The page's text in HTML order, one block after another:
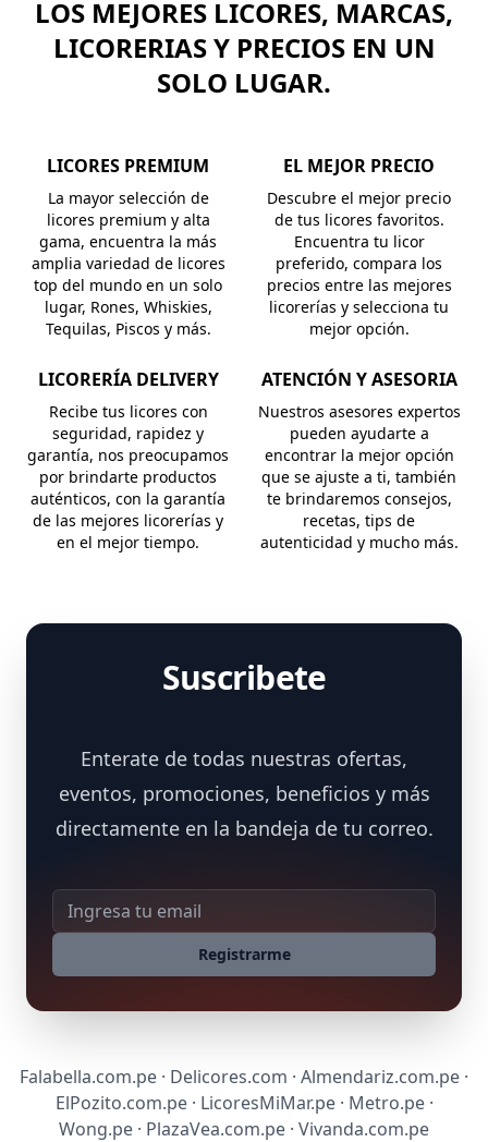
LOS MEJORES LICORES, MARCAS,
LICORERIAS Y PRECIOS EN UN
SOLO LUGAR.
LICORES PREMIUM
La mayor selección de
licores premium y alta
gama, encuentra la más
amplia variedad de licores
top del mundo en un solo
lugar, Rones, Whiskies,
Tequilas, Piscos y más.
EL MEJOR PRECIO
Descubre el mejor precio
de tus licores favoritos.
Encuentra tu licor
preferido, compara los
precios entre las mejores
licorerías y selecciona tu
mejor opción.
LICORERÍA DELIVERY
Recibe tus licores con
seguridad, rapidez y
garantía, nos preocupamos
por brindarte productos
auténticos, con la garantía
de las mejores licorerías y
en el mejor tiempo.
ATENCIÓN Y ASESORIA
Nuestros asesores expertos
pueden ayudarte a
encontrar la mejor opción
que se ajuste a ti, también
te brindaremos consejos,
recetas, tips de
autenticidad y mucho más.
Suscribete
Enterate de todas nuestras ofertas,
eventos, promociones, beneficios y más
directamente en la bandeja de tu correo.
Dirección de correo
Registrarme
Falabella.com.pe · Delicores.com · Almendariz.com.pe ·
ElPozito.com.pe · LicoresMiMar.pe · Metro.pe ·
Wong.pe · PlazaVea.com.pe · Vivanda.com.pe